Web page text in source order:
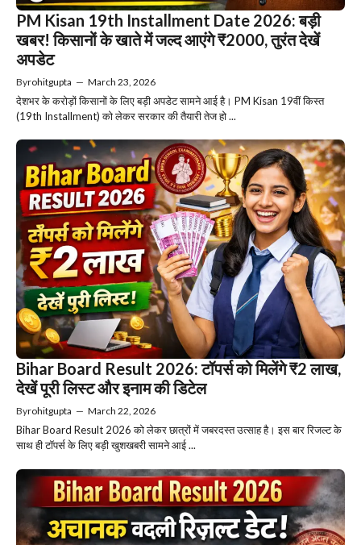
PM Kisan 19th Installment Date 2026: बड़ी
खबर! किसानों के खाते में जल्द आएंगे ₹2000, तुरंत देखें
अपडेट
Byrohitgupta — March 23, 2026
देशभर के करोड़ों किसानों के लिए बड़ी अपडेट सामने आई है। PM Kisan 19वीं किस्त
(19th Installment) को लेकर सरकार की तैयारी तेज हो ...
Bihar Board Result 2026: टॉपर्स को मिलेंगे ₹2 लाख,
देखें पूरी लिस्ट और इनाम की डिटेल
Byrohitgupta — March 22, 2026
Bihar Board Result 2026 को लेकर छात्रों में जबरदस्त उत्साह है। इस बार रिजल्ट के
साथ ही टॉपर्स के लिए बड़ी खुशखबरी सामने आई ...